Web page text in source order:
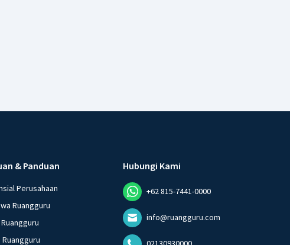
& Panduan
Perusahaan
Ruangguru
Hubungi Kami
+62 815-7441-0000
info@ruangguru.com